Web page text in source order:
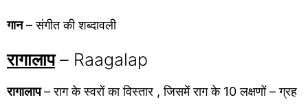
गान– संगीत की शब्दावली
रागालाप– Raagalap
रागालाप– राग के स्वरों का विस्तार , जिसमें राग के 10 लक्षणों – ग्रह